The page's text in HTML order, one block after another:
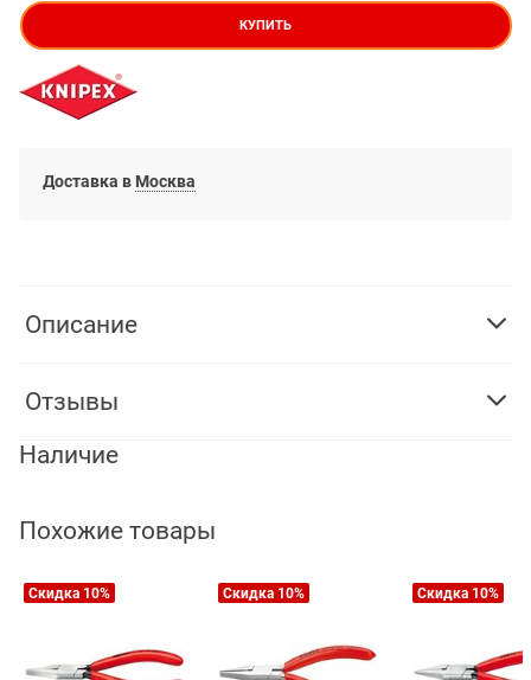
КУПИТЬ
Доставка в Москва
Описание
Отзывы
Наличие
Похожие товары
Скидка 10% Скидка 10% Скидка 10%